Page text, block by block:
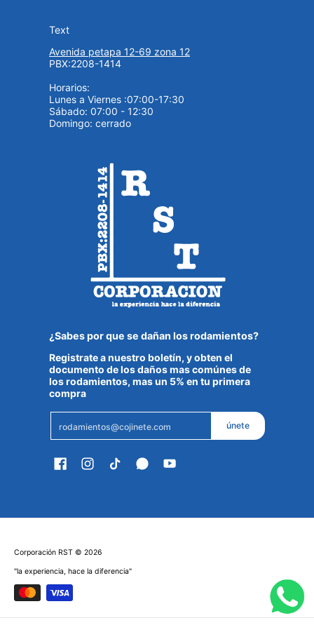
Text
Avenida petapa 12-69 zona 12
PBX:2208-1414
Horarios:
Lunes a Viernes :07:00-17:30
Sábado: 07:00 - 12:30
Domingo: cerrado
¿Sabes por que se dañan los rodamientos?
Registrate a nuestro boletín, y obten el
documento de los daños mas comúnes de
los rodamientos, mas un 5% en tu primera
compra
únete
Corporación RST © 2026
"la experiencia, hace la diferencia"